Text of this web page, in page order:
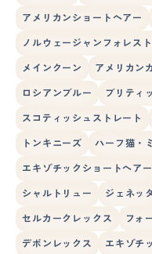
アメリカンショートヘアー
ノルウェージャンフォレス
メインクーン アメリカン
ロシアンブルー ブリティ
スコティッシュストレート
トンキニーズ ハーフ猫・
エキゾチックショートヘアー
シャルトリュー ジェネッ
セルカークレックス フォ
デボンレックス エキゾチ